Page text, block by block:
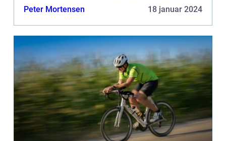
du ikke ønsker, at der indsamles oplysninger, bør
Peter Mortensen 18 januar 2024